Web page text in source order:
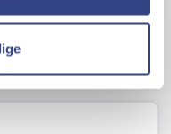
Sie der
auf unseren